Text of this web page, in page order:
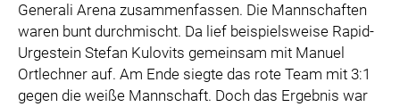
Generali Arena zusammenfassen. Die Mannschaften
waren bunt durchmischt. Da lief beispielsweise Rapid-
Urgestein Stefan Kulovits gemeinsam mit Manuel
Ortlechner auf. Am Ende siegte das rote Team mit 3:1
gegen die weiße Mannschaft. Doch das Ergebnis war